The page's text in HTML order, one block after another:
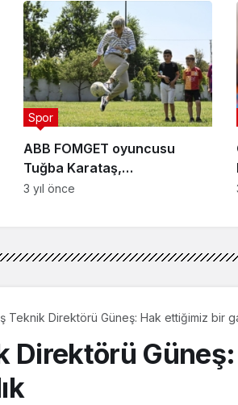
ABB FOMGET oyuncusu
Tuğba Karataş,
şampiyonluğu "her maça
Spor
3 yıl önce
Teknik Direktörü Güneş: Hak ettiğimiz bir
Direktörü